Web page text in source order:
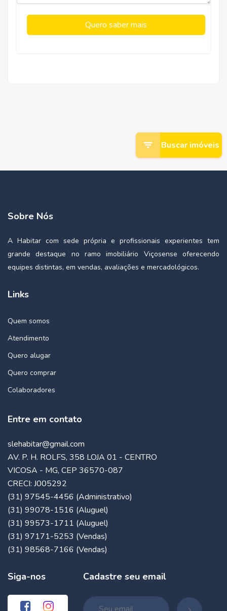
Quero saber mais
Buscar imóveis
Sobre Nós
A Habitar com sede própria e profissionais experientes tem
grande destaque no ramo imobiliário Viçosense oferecendo
equipes distintas, em vendas, avaliações e mercadológicos.
Links
Quem somos
Atendimento
Quero alugar
Quero comprar
Colaboradores
Entre em contato
slehabitar@gmail.com
AV. P. H. ROLFS, 358 LOJA 01 - CENTRO
VICOSA - MG, CEP 36570-087
CRECI: J005292
(31) 97545-4456 (Administrativo)
(31) 99078-1516 (Aluguel)
(31) 99573-1711 (Aluguel)
(31) 97171-5253 (Vendas)
(31) 98568-7166 (Vendas)
Siga-nos Cadastre seu email